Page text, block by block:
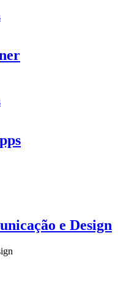
e Design